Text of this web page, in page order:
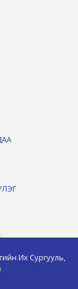
Их Сургууль,